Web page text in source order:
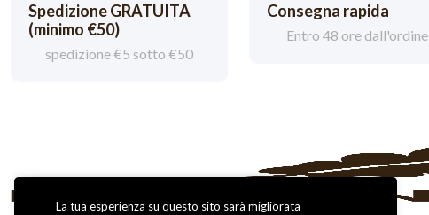
Spedizione GRATUITA
(minimo €50)
spedizione €5 sotto €50
Consegna rapida
Entro 48 ore dall'ordine
La tua esperienza su questo sito sarà migliorata